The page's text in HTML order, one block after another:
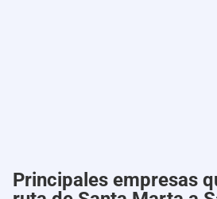
Principales empresas